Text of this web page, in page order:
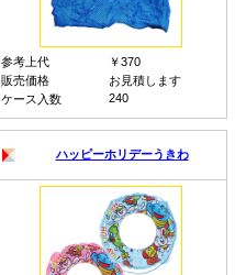
参考上代
￥370
販売価格
お見積します
ケース入数
240
ハッピーホリデーうきわ